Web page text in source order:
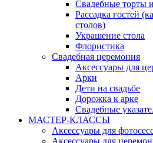
Свадебные торты
Рассадка гостей
столов)
Украшение стола
Флористика
Свадебная церемония
Аксессуары для
Арки
Дети на свадьбе
Дорожка к арке
Свадебные
МАСТЕР-КЛАССЫ
Аксессуары для
Аксессуары для